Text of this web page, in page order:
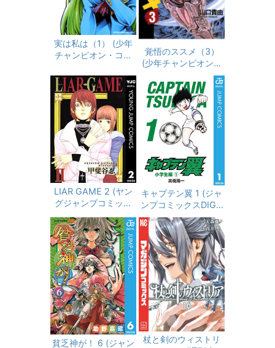
実は私は（1） (少年
チャンピオン・コミ
覚悟のススメ（3）
(少年チャンピオン・
LIAR GAME 2 (ヤン
グジャンプコミック
キャプテン翼 1 (ジャ
ンプコミックスDIGIT
AL)
貧乏神が！ 6 (ジャン
杖と剣のウィストリ